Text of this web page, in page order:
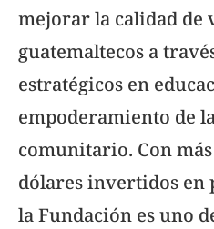
mejorar la calidad de
guatemaltecos a
estratégicos en
empoderamiento de
comunitario. Con
dólares invertidos en
la Fundación es uno